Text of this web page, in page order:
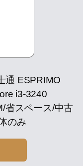
通 ESPRIMO
i3-3240
省スペース/中古
のみ